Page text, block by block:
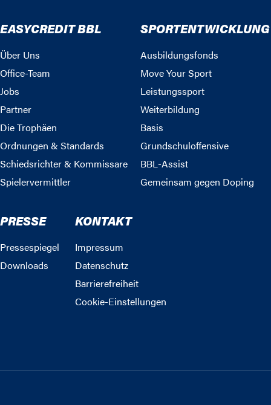
EASYCREDIT BBL
Über Uns
Office-Team
Jobs
Partner
Die Trophäen
Ordnungen & Standards
Schiedsrichter & Kommissare
Spielervermittler
SPORTENTWICKLUNG
Ausbildungsfonds
Move Your Sport
Leistungssport
Weiterbildung
Basis
Grundschuloffensive
BBL-Assist
Gemeinsam gegen Doping
PRESSE
Pressespiegel
Downloads
KONTAKT
Impressum
Datenschutz
Barrierefreiheit
Cookie-Einstellungen